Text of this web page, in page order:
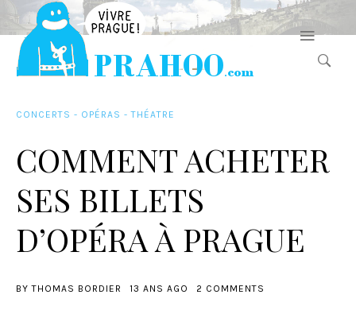
CONCERTS - OPÉRAS - THÉATRE
COMMENT ACHETER
SES BILLETS
D’OPÉRA À PRAGUE
BYTHOMAS BORDIER 13 ANS AGO 2 COMMENTS